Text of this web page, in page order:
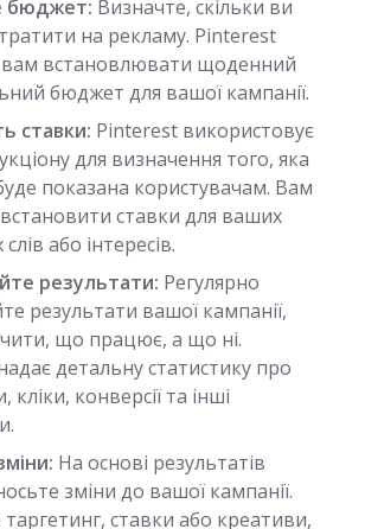
бюджет: Визначте, скільки ви
на рекламу. Pinterest
вам встановлювати щоденний
бюджет для вашої кампанії.
ставки: Pinterest використовує
для визначення того, яка
показана користувачам. Вам
ставки для ваших
або інтересів.
результати: Регулярно
результати вашої кампанії,
що працює, а що ні.
детальну статистику про
кліки, конверсії та інші
На основі результатів
зміни до вашої кампанії.
ставки або креативи,